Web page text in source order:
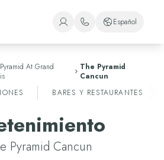
+1 (800) 446-2747
+52 998 240 7091
Español
Español
Inglés
Portugués
At Grand
The Pyramid
Cancun
BARES Y RESTAURANTES
Pyramid Cancun